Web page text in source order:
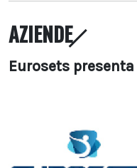
AZIENDE
Eurosets